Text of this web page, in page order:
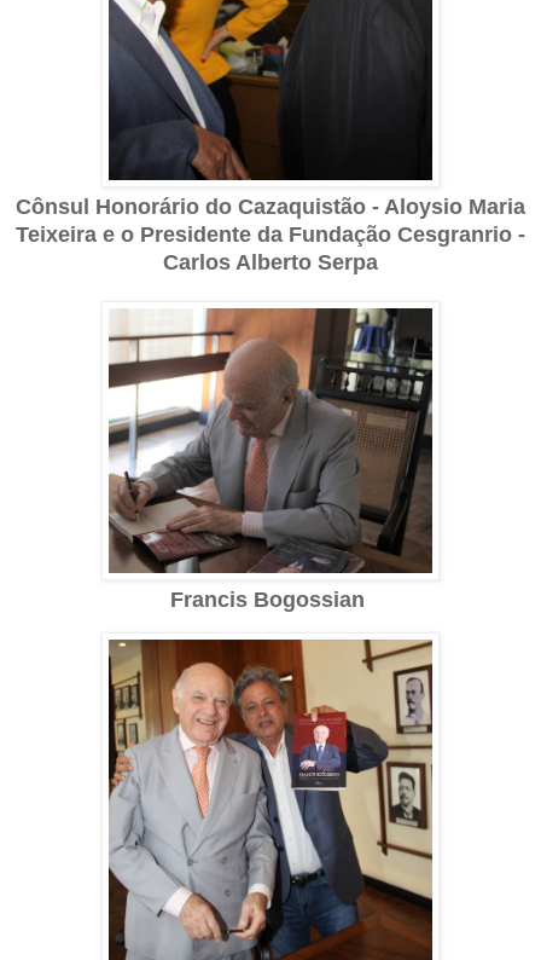
Cônsul Honorário do Cazaquistão - Aloysio Maria
Teixeira e o Presidente da Fundação Cesgranrio -
Carlos Alberto Serpa
Francis Bogossian